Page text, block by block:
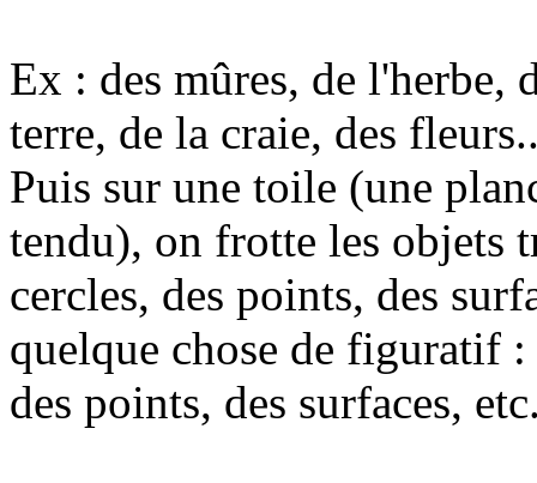
Ex : des mûres, de l'herbe,
terre, de la craie, des
Puis sur une toile (une
tendu), on frotte les objets
cercles, des points, des
quelque chose de figuratif :
des points, des surfaces,